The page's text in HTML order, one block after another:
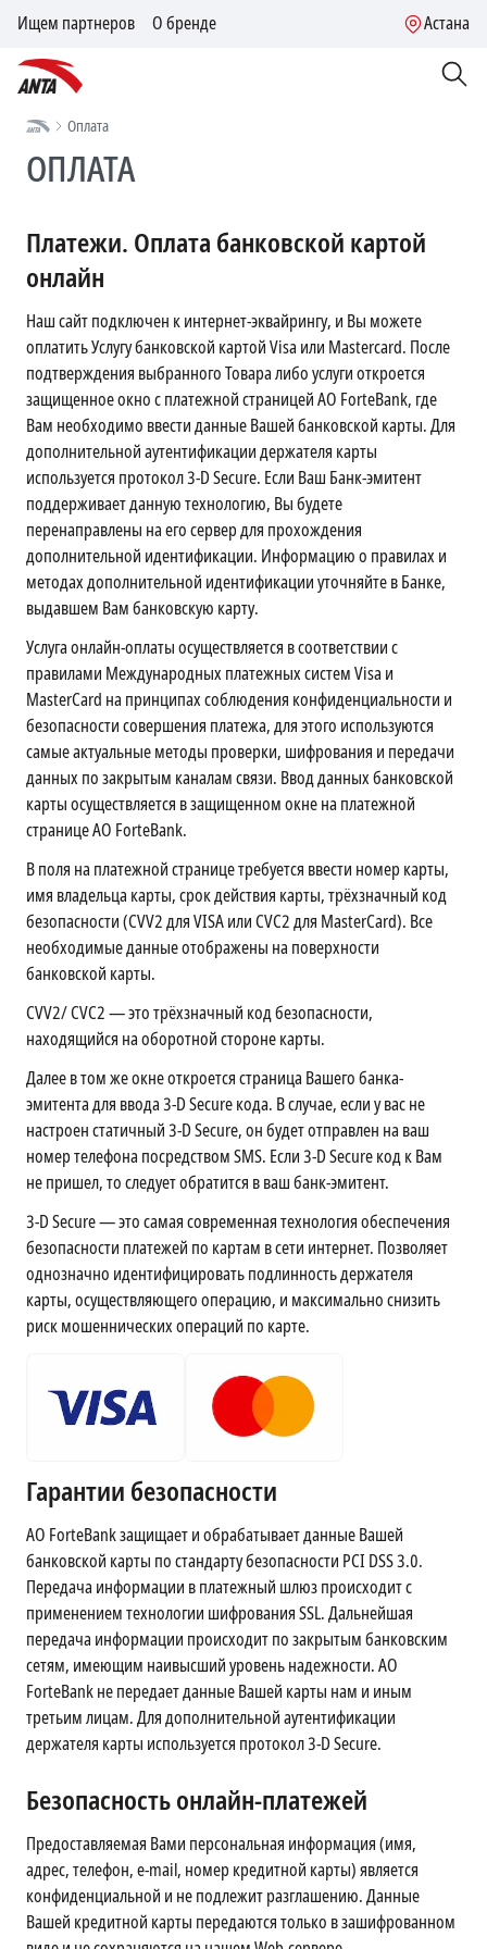
Ищем партнеров О бренде Астана
Оплата
ОПЛАТА
Платежи. Оплата банковской картой
онлайн
Наш сайт подключен к интернет-эквайрингу, и Вы можете
оплатить Услугу банковской картой Visa или Mastercard. После
подтверждения выбранного Товара либо услуги откроется
защищенное окно с платежной страницей АО ForteBank, где
Вам необходимо ввести данные Вашей банковской карты. Для
дополнительной аутентификации держателя карты
используется протокол 3-D Secure. Если Ваш Банк-эмитент
поддерживает данную технологию, Вы будете
перенаправлены на его сервер для прохождения
дополнительной идентификации. Информацию о правилах и
методах дополнительной идентификации уточняйте в Банке,
выдавшем Вам банковскую карту.
Услуга онлайн-оплаты осуществляется в соответствии с
правилами Международных платежных систем Visa и
MasterCard на принципах соблюдения конфиденциальности и
безопасности совершения платежа, для этого используются
самые актуальные методы проверки, шифрования и передачи
данных по закрытым каналам связи. Ввод данных банковской
карты осуществляется в защищенном окне на платежной
странице АО ForteBank.
В поля на платежной странице требуется ввести номер карты,
имя владельца карты, срок действия карты, трёхзначный код
безопасности (CVV2 для VISA или CVC2 для MasterCard). Все
необходимые данные отображены на поверхности
банковской карты.
CVV2/ CVC2 — это трёхзначный код безопасности,
находящийся на оборотной стороне карты.
Далее в том же окне откроется страница Вашего банка-
эмитента для ввода 3-D Secure кода. В случае, если у вас не
настроен статичный 3-D Secure, он будет отправлен на ваш
номер телефона посредством SMS. Если 3-D Secure код к Вам
не пришел, то следует обратится в ваш банк-эмитент.
3-D Secure — это самая современная технология обеспечения
безопасности платежей по картам в сети интернет. Позволяет
однозначно идентифицировать подлинность держателя
карты, осуществляющего операцию, и максимально снизить
риск мошеннических операций по карте.
Гарантии безопасности
АО ForteBank защищает и обрабатывает данные Вашей
банковской карты по стандарту безопасности PCI DSS 3.0.
Передача информации в платежный шлюз происходит с
применением технологии шифрования SSL. Дальнейшая
передача информации происходит по закрытым банковским
сетям, имеющим наивысший уровень надежности. АО
ForteBank не передает данные Вашей карты нам и иным
третьим лицам. Для дополнительной аутентификации
держателя карты используется протокол 3-D Secure.
Безопасность онлайн-платежей
Предоставляемая Вами персональная информация (имя,
адрес, телефон, e-mail, номер кредитной карты) является
конфиденциальной и не подлежит разглашению. Данные
Вашей кредитной карты передаются только в зашифрованном